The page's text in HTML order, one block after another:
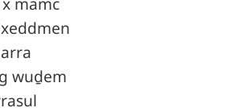
wuḏem